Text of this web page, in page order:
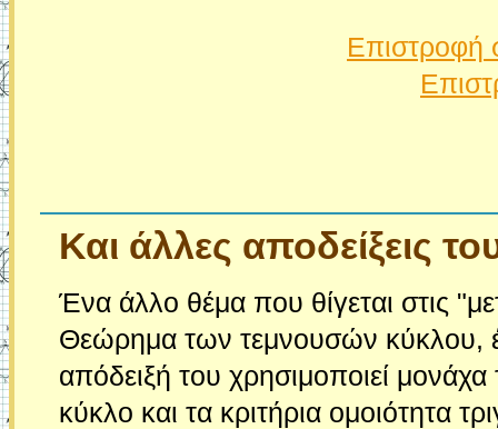
Επιστροφή
Και άλλες αποδείξεις
Ένα άλλο θέμα που θίγεται στις
Θεώρημα των τεμνουσών κύκλου,
απόδειξή του χρησιμοποιεί μονάχα
κύκλο και τα κριτήρια ομοιότητα